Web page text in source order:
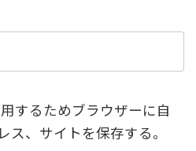
するためブラウザーに自
ス、サイトを保存する。